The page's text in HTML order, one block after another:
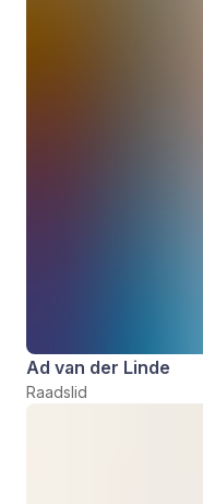
Ad van der Linde
Raadslid